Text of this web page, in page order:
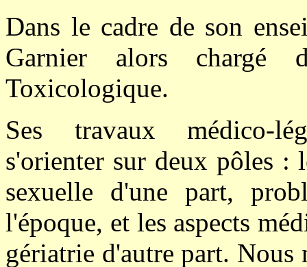
Dans le cadre de son
Garnier alors
Toxicologique.
Ses travaux médico-
s'orienter sur deux pôles :
sexuelle d'une part,
l'époque, et les aspects
gériatrie d'autre part. Nous